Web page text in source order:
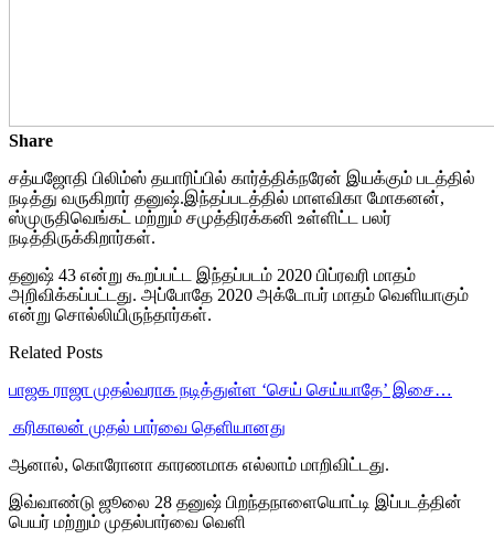
Share
சத்யஜோதி பிலிம்ஸ் தயாரிப்பில் கார்த்திக்நரேன் இயக்கும் படத்தில்
நடித்து வருகிறார் தனுஷ்.இந்தப்படத்தில் மாளவிகா மோகனன்,
ஸ்முருதிவெங்கட் மற்றும் சமுத்திரக்கனி உள்ளிட்ட பலர்
நடித்திருக்கிறார்கள்.
தனுஷ் 43 என்று கூறப்பட்ட இந்தப்படம் 2020 பிப்ரவரி மாதம்
அறிவிக்கப்பட்டது. அப்போதே 2020 அக்டோபர் மாதம் வெளியாகும்
என்று சொல்லியிருந்தார்கள்.
Related Posts
பாஜக ராஜா முதல்வராக நடித்துள்ள ‘செய் செய்யாதே’ இசை…
‎ கரிகாலன் முதல் பார்வை தெளியானது
ஆனால், கொரோனா காரணமாக எல்லாம் மாறிவிட்டது.
இவ்வாண்டு ஜூலை 28 தனுஷ் பிறந்தநாளையொட்டி இப்படத்தின்
பெயர் மற்றும் முதல்பார்வை வெளி